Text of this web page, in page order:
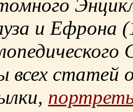
и Ефрона
всех статей